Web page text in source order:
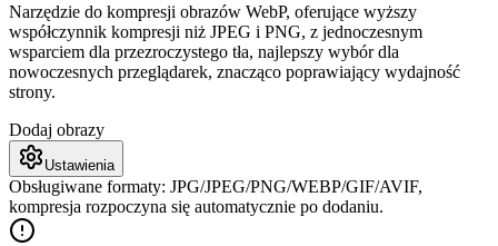
Narzędzie do kompresji obrazów WebP, oferujące wyższy
współczynnik kompresji niż JPEG i PNG, z jednoczesnym
wsparciem dla przezroczystego tła, najlepszy wybór dla
nowoczesnych przeglądarek, znacząco poprawiający wydajność
strony.
Dodaj obrazy
Ustawienia
Obsługiwane formaty: JPG/JPEG/PNG/WEBP/GIF/AVIF,
kompresja rozpoczyna się automatycznie po dodaniu.